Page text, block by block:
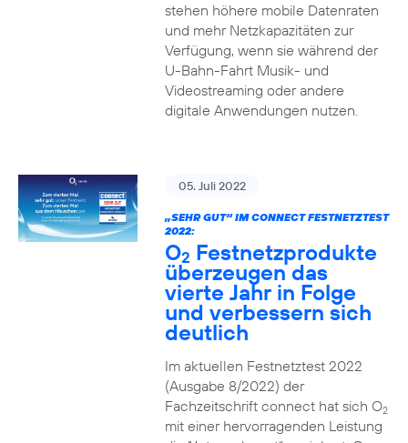
stehen höhere mobile Datenraten
und mehr Netzkapazitäten zur
Verfügung, wenn sie während der
U-Bahn-Fahrt Musik- und
Videostreaming oder andere
digitale Anwendungen nutzen.
05. Juli 2022
„SEHR GUT“ IM CONNECT FESTNETZTEST
2022:
O2 Festnetzprodukte
überzeugen das
vierte Jahr in Folge
und verbessern sich
deutlich
Im aktuellen Festnetztest 2022
(Ausgabe 8/2022) der
Fachzeitschrift connect hat sich O2
mit einer hervorragenden Leistung